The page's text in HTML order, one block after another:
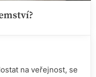
na veřejnost, se